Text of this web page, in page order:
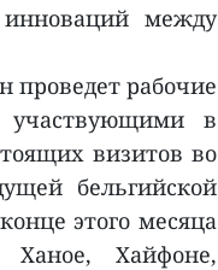
инноваций между
проведет рабочие
участвующими в
визитов во
бельгийской
этого месяца
Ханое, Хайфоне,